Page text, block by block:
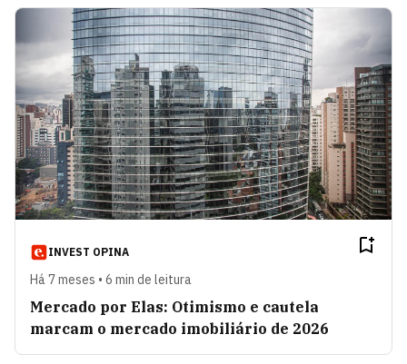
INVEST OPINA
Há 7 meses • 6 min de leitura
Mercado por Elas: Otimismo e cautela
marcam o mercado imobiliário de 2026
Investidor em Ação VER ARTIGOS
Histórias de sucesso VER ARTIGOS
Gestão Fora da Caixa VER ARTIGOS
Você e o Dinheiro VER ARTIGOS
O que te motiva
Sérgio Vale VER ARTIGOS